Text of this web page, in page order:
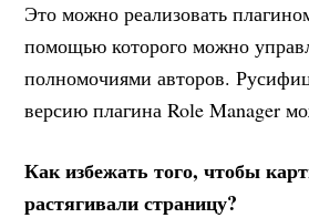
Это можно реализовать
помощью которого можно
полномочиями авторов.
версию плагина Role Manager
Как избежать того, чтобы
растягивали страницу?